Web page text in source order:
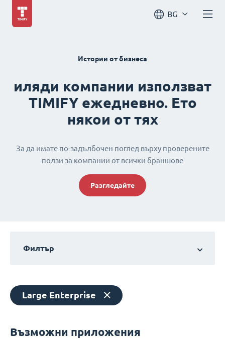
BG
Истории от бизнеса
иляди компании използват
TIMIFY ежедневно. Ето
някои от тях
За да имате по-задълбочен поглед върху проверените
ползи за компании от всички браншове
Разгледайте
Филтър
Large Enterprise
Възможни приложения